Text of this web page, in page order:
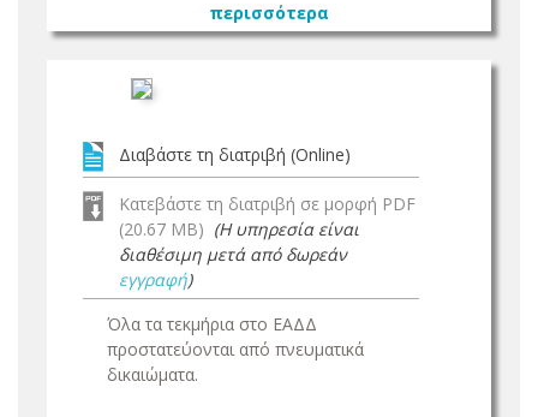
περισσότερα
Διαβάστε τη διατριβή (Online)
Κατεβάστε τη διατριβή σε μορφή PDF
(20.67 MB) (Η υπηρεσία είναι
διαθέσιμη μετά από δωρεάν
εγγραφή)
Όλα τα τεκμήρια στο ΕΑΔΔ
προστατεύονται από πνευματικά
δικαιώματα.